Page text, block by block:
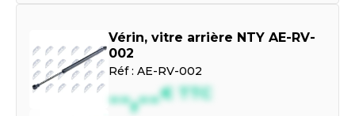
Vérin, vitre arrière NTY AE-RV-
002
Réf : AE-RV-002
--,--€ TTC